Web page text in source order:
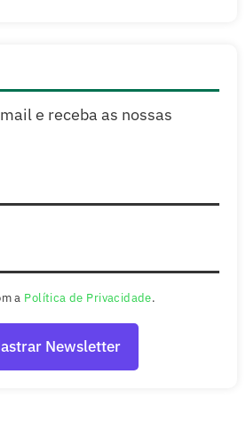
e receba as nossas
a Política de Privacidade.